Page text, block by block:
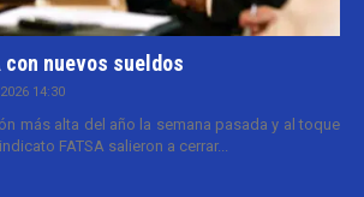
con nuevos sueldos
14:30
más alta del año la semana pasada y al toque
FATSA salieron a cerrar...